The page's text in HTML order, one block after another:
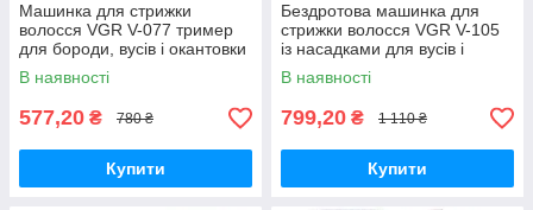
Машинка для стрижки
волосся VGR V-077 тример
для бороди, вусів і окантовки
В наявності
577,20 ₴ 780 ₴
Купити
Бездротова машинка для
стрижки волосся VGR V-105
із насадками для вусів і
бороди
В наявності
799,20 ₴ 1 110 ₴
Купити